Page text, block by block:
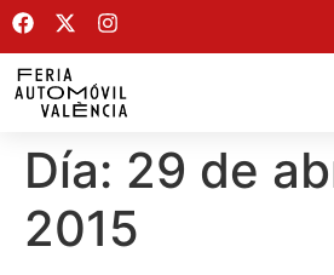
Día: 29 de
2015